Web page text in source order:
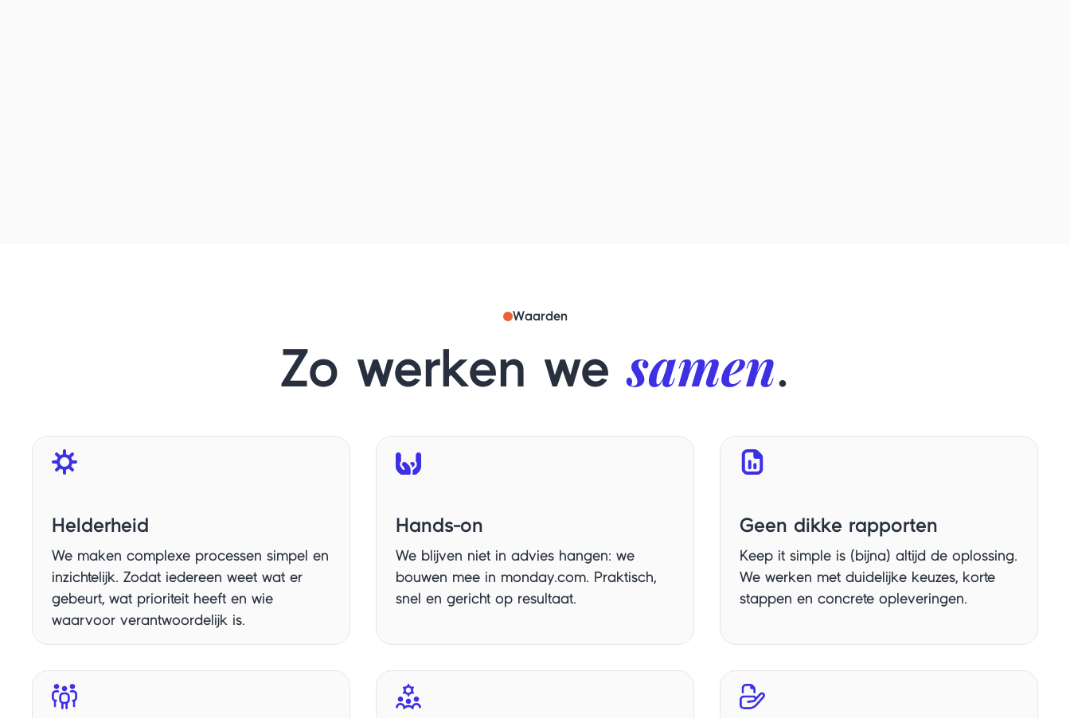
Waarden
Zo werken wesamen.
Helderheid
We maken complexe processen simpel en
inzichtelijk. Zodat iedereen weet wat er
gebeurt, wat prioriteit heeft en wie
waarvoor verantwoordelijk is.
Hands-on
We blijven niet in advies hangen: we
bouwen mee in monday.com. Praktisch,
snel en gericht op resultaat.
Geen dikke rapporten
Keep it simple is (bijna) altijd de oplossing.
We werken met duidelijke keuzes, korte
stappen en concrete opleveringen.